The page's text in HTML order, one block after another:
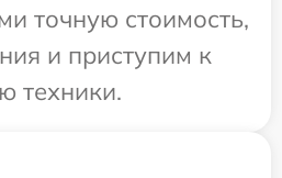
точную стоимость,
и приступим к
техники.